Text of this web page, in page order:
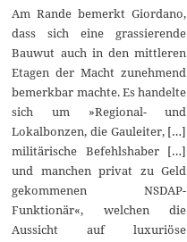
Am Rande bemerkt Giordano,
dass sich eine grassierende
Bauwut auch in den mittleren
Etagen der Macht zunehmend
bemerkbar machte. Es handelte
sich um »Regional- und
Lokalbonzen, die Gauleiter, […]
militärische Befehlshaber […]
und manchen privat zu Geld
gekommenen NSDAP-
Funktionär«, welchen die
Aussicht auf luxuriöse